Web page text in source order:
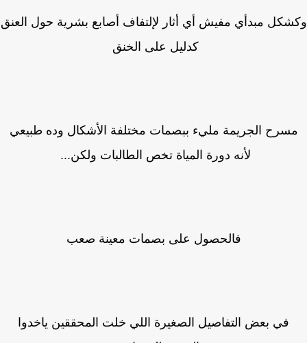
مبدأي مفيش أي أثار لإلتفاف أصابع بشرية حول العنق
كدليل على الخنق
الجريمة مليء ببصمات مختلفة الأشكال وده طبيعي
لأنه دورة المياة تخص الطالبات ولكن...
فالحصول على بصمات معينة صعب
في بعض التفاصيل الصغيرة اللي خلت المحققين ياخدوا